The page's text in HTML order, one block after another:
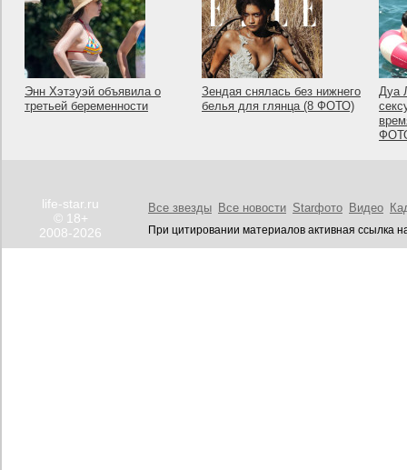
Энн Хэтэуэй объявила о
третьей беременности
Зендая снялась без нижнего
белья для глянца (8 ФОТО)
Дуа
life-star.ru
© 18+
2008-2026
Все звезды Все новости Starфото Видео
При цитировании материалов активная ссылка